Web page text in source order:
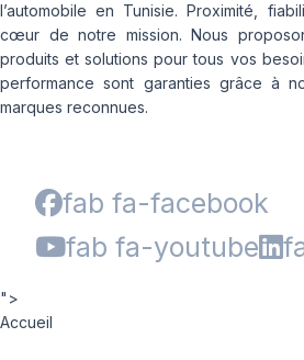
l’automobile en Tunisie. Proximité,
cœur de notre mission. Nous
produits et solutions pour tous vos
performance sont garanties grâce à
marques reconnues.
fab fa-facebook
fab fa-youtube
">
Accueil